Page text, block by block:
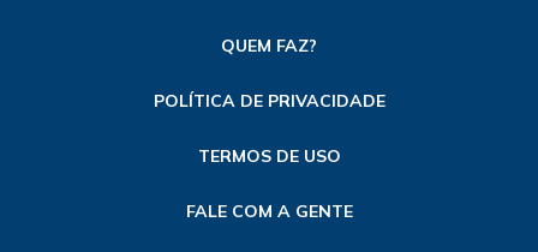
QUEM FAZ?
POLÍTICA DE PRIVACIDADE
TERMOS DE USO
FALE COM A GENTE